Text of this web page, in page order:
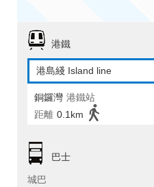
港鐵
港島綫 Island line
銅鑼灣 港鐵站
距離 0.1km
巴士
城巴